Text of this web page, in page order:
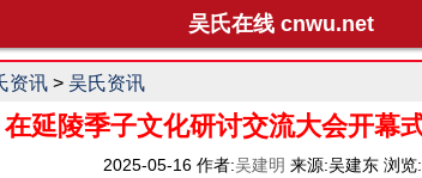
吴氏在线 cnwu.net
资讯 > 吴氏资讯
在延陵季子文化研讨交流大会开幕
2025-05-16 作者:吴建明 来源:吴建东 浏览